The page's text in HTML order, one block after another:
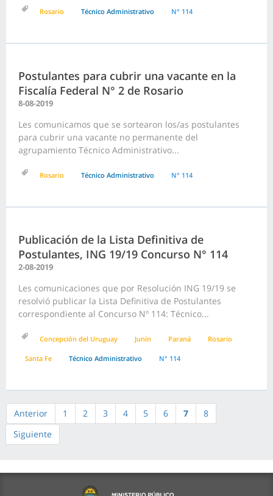
Rosario Técnico Administrativo N° 114
Postulantes para cubrir una vacante en la
Fiscalía Federal N° 2 de Rosario
8-08-2019
Les comunicamos que se sortearon los/as postulantes
para cubrir una vacante no permanente del
agrupamiento Técnico Administrativo...
Rosario Técnico Administrativo N° 114
Publicación de la Lista Definitiva de
Postulantes, ING 19/19 Concurso N° 114
2-08-2019
Les comunicaciones que por Resolución ING 19/19 se
resolvió publicar la Lista Definitiva de Postulantes
correspondiente al Concurso Nº 114: Técnico...
Concepción del Uruguay Junín Paraná Rosario
Santa Fe Técnico Administrativo N° 114
Anterior 1 2 3 4 5 6 7
8
Siguiente